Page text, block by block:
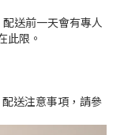
送前一天會有專人
此限。
送注意事項，請參